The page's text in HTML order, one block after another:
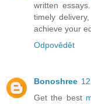
written
timely
achieve your
Odpovědět
Bonoshree
Get the best